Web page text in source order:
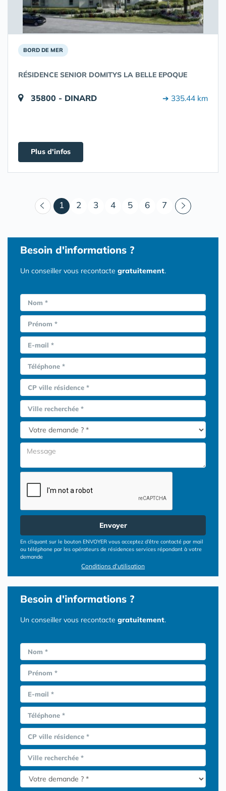
BORD DE MER
RÉSIDENCE SENIOR DOMITYS LA BELLE EPOQUE
35800 - DINARD ➔ 335.44 km
Plus d'infos
1 (courant)
2 3 4 5 6 7
Besoin d'informations ?
Un conseiller vous recontacte gratuitement.
Nom *
Prénom *
E-mail *
Téléphone *
CP ville résidence *
Ville recherchée *
Envoyer
En cliquant sur le bouton ENVOYER vous acceptez d’être contacté par mail
ou téléphone par les opérateurs de résidences services répondant à votre
demande
Conditions d'utilisation
Besoin d'informations ?
Un conseiller vous recontacte gratuitement.
Nom *
Prénom *
E-mail *
Téléphone *
CP ville résidence *
Ville recherchée *